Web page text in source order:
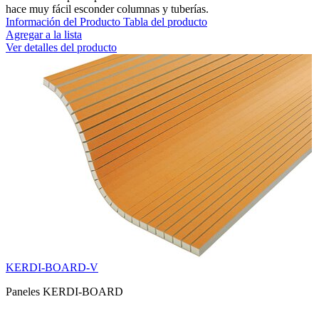
hace muy fácil esconder columnas y tuberías.
Información del Producto Tabla del producto
Agregar a la lista
Ver detalles del producto
KERDI-BOARD-V
Paneles KERDI-BOARD